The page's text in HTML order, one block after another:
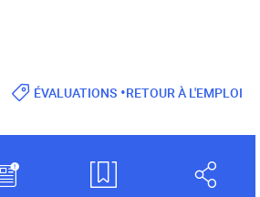
ÉVALUATIONS•RETOUR À L'EMPLOI